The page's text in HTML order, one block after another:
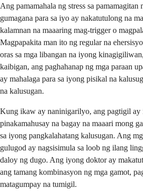
Ang pamamahala ng stress sa pamamagitan
gumagana para sa iyo ay nakatutulong na
kalamnan na maaaring mag-trigger o
Magpapakita man ito ng regular na
oras sa mga libangan na iyong
kaibigan, ang paghahanap ng mga paraan
ay mahalaga para sa iyong pisikal na
na kalusugan.
Kung ikaw ay naninigarilyo, ang pagtigil ay
pinakamahusay na bagay na maaari mong
sa iyong pangkalahatang kalusugan. Ang
gulugod ay nagsisimula sa loob ng ilang
daloy ng dugo. Ang iyong doktor ay
ang tamang kombinasyon ng mga gamot,
matagumpay na tumigil.